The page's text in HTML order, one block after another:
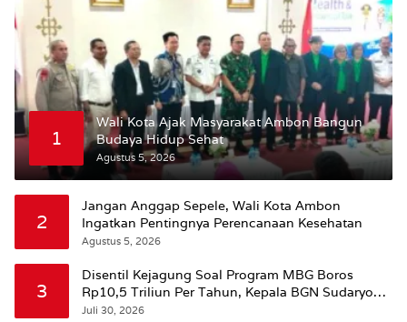
1
Wali Kota Ajak Masyarakat Ambon Bangun
Budaya Hidup Sehat
Agustus 5, 2026
2
Jangan Anggap Sepele, Wali Kota Ambon
Ingatkan Pentingnya Perencanaan Kesehatan
Agustus 5, 2026
3
Disentil Kejagung Soal Program MBG Boros
Rp10,5 Triliun Per Tahun, Kepala BGN Sudaryono
Beri Penjelasan
Juli 30, 2026